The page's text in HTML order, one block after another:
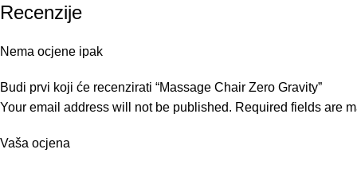
Recenzije
Nema ocjene ipak
Budi prvi koji će recenzirati “Massage Chair Zero Gravity”
Your email address will not be published. Required fields are
Vaša ocjena